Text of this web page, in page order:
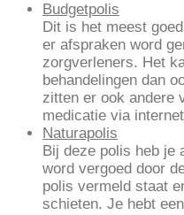
Budgetpolis
Dit is het meest
er afspraken word
zorgverleners. Het
behandelingen dan
zitten er ook andere
medicatie via
Naturapolis
Bij deze polis heb je
word vergoed door
polis vermeld staat
schieten. Je hebt